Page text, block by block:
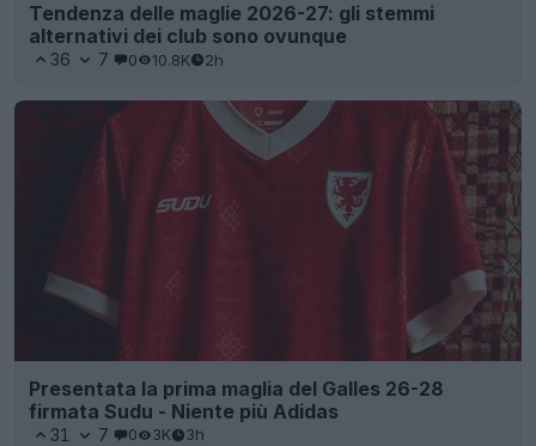
Tendenza delle maglie 2026-27: gli stemmi
alternativi dei club sono ovunque
36 7 0 10.8K 2h
Presentata la prima maglia del Galles 26-28
firmata Sudu - Niente più Adidas
31 7 0 3K 3h